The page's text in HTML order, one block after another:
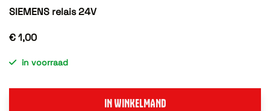
SIEMENS relais 24V
€ 1,00
in voorraad
IN WINKELMAND